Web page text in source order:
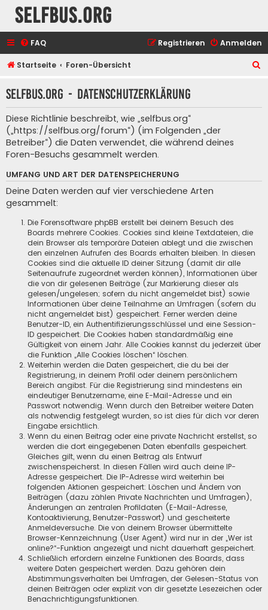
selfbus.org
FAQ Anmelden
Registrieren
Startseite Foren-Übersicht
h
selfbus.org - Datenschutzerklärung
Diese Richtlinie beschreibt, wie „selfbus.org“
(„https://selfbus.org/forum“) (im Folgenden „der
Betreiber“) die Daten verwendet, die während deines
Foren-Besuchs gesammelt werden.
UMFANG UND ART DER DATENSPEICHERUNG
Deine Daten werden auf vier verschiedene Arten
gesammelt:
Die Forensoftware phpBB erstellt bei deinem Besuch des
Boards mehrere Cookies. Cookies sind kleine Textdateien, die
dein Browser als temporäre Dateien ablegt und die zwischen
den einzelnen Aufrufen des Boards erhalten bleiben. In diesen
Cookies sind die aktuelle ID deiner Sitzung (damit dir alle
Seitenaufrufe zugeordnet werden können), Informationen über
die von dir gelesenen Beiträge (zur Markierung dieser als
gelesen/ungelesen; sofern du nicht angemeldet bist) sowie
Informationen über deine Teilnahme an Umfragen (sofern du
nicht angemeldet bist) gespeichert. Ferner werden deine
Benutzer-ID, ein Authentifizierungsschlüssel und eine Session-
ID gespeichert. Die Cookies haben standardmäßig eine
Gültigkeit von einem Jahr. Alle Cookies kannst du jederzeit über
die Funktion „Alle Cookies löschen“ löschen.
Weiterhin werden die Daten gespeichert, die du bei der
Registrierung, in deinem Profil oder deinem persönlichem
Bereich angibst. Für die Registrierung sind mindestens ein
eindeutiger Benutzername, eine E-Mail-Adresse und ein
Passwort notwendig. Wenn durch den Betreiber weitere Daten
als notwendig festgelegt wurden, so ist dies für dich vor deren
Eingabe ersichtlich.
Wenn du einen Beitrag oder eine private Nachricht erstellst, so
werden die dort eingegebenen Daten ebenfalls gespeichert.
Gleiches gilt, wenn du einen Beitrag als Entwurf
zwischenspeicherst. In diesen Fällen wird auch deine IP-
Adresse gespeichert. Die IP-Adresse wird weiterhin bei
folgenden Aktionen gespeichert: Löschen und Ändern von
Beiträgen (dazu zählen Private Nachrichten und Umfragen),
Änderungen an zentralen Profildaten (E-Mail-Adresse,
Kontoaktivierung, Benutzer-Passwort) und gescheiterte
Anmeldeversuche. Die von deinem Browser übermittelte
Browser-Kennzeichnung (User Agent) wird nur in der „Wer ist
online?“-Funktion angezeigt und nicht dauerhaft gespeichert.
Schließlich erfordern einzelne Funktionen des Boards, dass
weitere Daten gespeichert werden. Dazu gehören dein
Abstimmungsverhalten bei Umfragen, der Gelesen-Status von
deinen Beiträgen oder explizit von dir gesetzte Lesezeichen oder
Benachrichtigungsfunktionen.